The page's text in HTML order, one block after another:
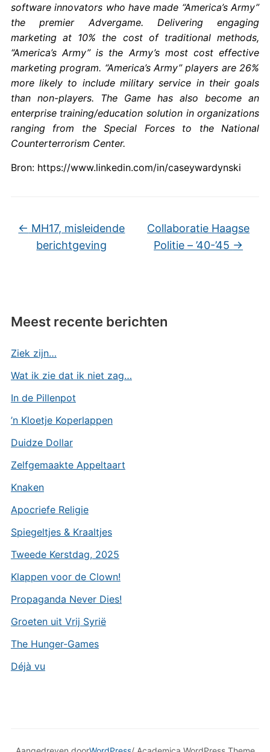
software innovators who have made “America’s Army”
the premier Advergame. Delivering engaging
marketing at 10% the cost of traditional methods,
“America’s Army” is the Army’s most cost effective
marketing program. “America’s Army” players are 26%
more likely to include military service in their goals
than non-players. The Game has also become an
enterprise training/education solution in organizations
ranging from the Special Forces to the National
Counterterrorism Center.
Bron: https://www.linkedin.com/in/caseywardynski
← MH17, misleidende
berichtgeving
Collaboratie Haagse
Politie – ’40-’45 →
Meest recente berichten
Ziek zijn…
Wat ik zie dat ik niet zag…
In de Pillenpot
’n Kloetje Koperlappen
Duidze Dollar
Zelfgemaakte Appeltaart
Knaken
Apocriefe Religie
Spiegeltjes & Kraaltjes
Tweede Kerstdag, 2025
Klappen voor de Clown!
Propaganda Never Dies!
Groeten uit Vrij Syrië
The Hunger-Games
Déjà vu